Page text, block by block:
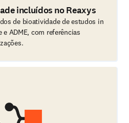
incluídos no Reaxys
de bioatividade de estudos in
ADME, com referências